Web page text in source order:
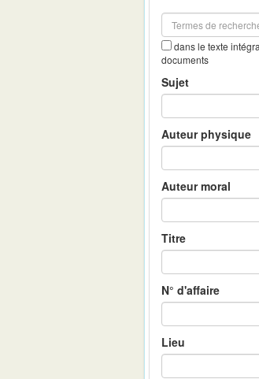
dans le texte
documents
Sujet
Auteur physique
Auteur moral
Titre
N° d'affaire
Lieu